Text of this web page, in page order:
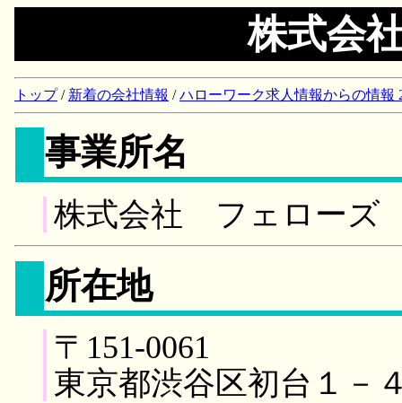
株式会
トップ/ 新着の会社情報 /ハローワーク求人情報からの情報
事業所名
株式会社 フェローズ
所在地
〒151-0061
東京都渋谷区初台１－